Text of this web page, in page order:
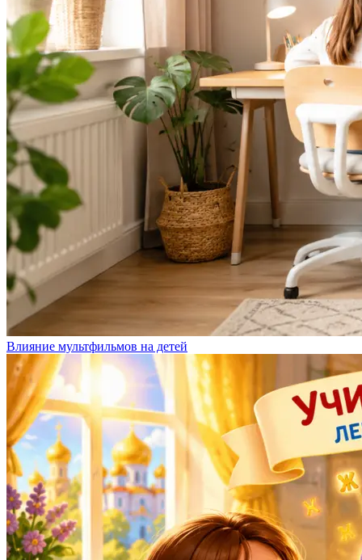
Влияние мультфильмов на детей